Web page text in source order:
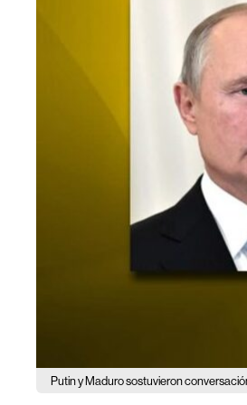
Putin y Maduro sostuvieron